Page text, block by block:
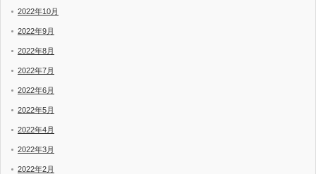
2022年10月
2022年9月
2022年8月
2022年7月
2022年6月
2022年5月
2022年4月
2022年3月
2022年2月